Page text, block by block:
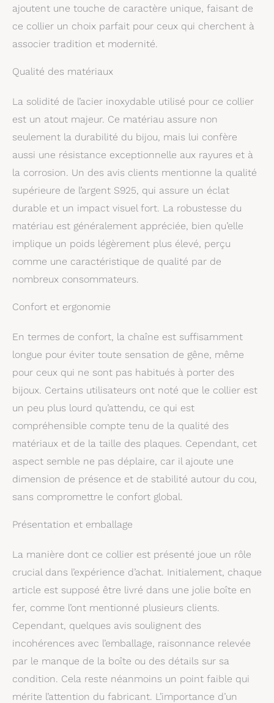
ajoutent une touche de caractère unique, faisant de
ce collier un choix parfait pour ceux qui cherchent à
associer tradition et modernité.
Qualité des matériaux
La solidité de l’acier inoxydable utilisé pour ce collier
est un atout majeur. Ce matériau assure non
seulement la durabilité du bijou, mais lui confère
aussi une résistance exceptionnelle aux rayures et à
la corrosion. Un des avis clients mentionne la qualité
supérieure de l’argent S925, qui assure un éclat
durable et un impact visuel fort. La robustesse du
matériau est généralement appréciée, bien qu’elle
implique un poids légèrement plus élevé, perçu
comme une caractéristique de qualité par de
nombreux consommateurs.
Confort et ergonomie
En termes de confort, la chaîne est suffisamment
longue pour éviter toute sensation de gêne, même
pour ceux qui ne sont pas habitués à porter des
bijoux. Certains utilisateurs ont noté que le collier est
un peu plus lourd qu’attendu, ce qui est
compréhensible compte tenu de la qualité des
matériaux et de la taille des plaques. Cependant, cet
aspect semble ne pas déplaire, car il ajoute une
dimension de présence et de stabilité autour du cou,
sans compromettre le confort global.
Présentation et emballage
La manière dont ce collier est présenté joue un rôle
crucial dans l’expérience d’achat. Initialement, chaque
article est supposé être livré dans une jolie boîte en
fer, comme l’ont mentionné plusieurs clients.
Cependant, quelques avis soulignent des
incohérences avec l’emballage, raisonnance relevée
par le manque de la boîte ou des détails sur sa
condition. Cela reste néanmoins un point faible qui
mérite l’attention du fabricant. L’importance d’un